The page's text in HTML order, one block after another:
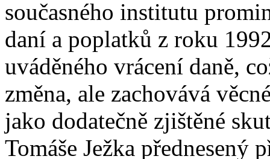
současného institutu
daní a poplatků z roku
uváděného vrácení daně,
změna, ale zachovává
jako dodatečně zjištěné
Tomáše Ježka